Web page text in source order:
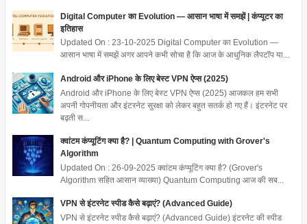
Digital Computer का Evolution — आसान भाषा में समझें | कंप्यूटर का
इतिहास
Updated On : 23-10-2025 Digital Computer का Evolution —
आसान भाषा में समझें अगर आपने कभी सोचा है कि आज के आधुनिक लैपटॉप या...
Android और iPhone के लिए बेस्ट VPN ऐप्स (2025)
Android और iPhone के लिए बेस्ट VPN ऐप्स (2025) आजकल हम सभी
अपनी गोपनीयता और इंटरनेट सुरक्षा को लेकर बहुत सतर्क हो गए हैं। इंटरनेट पर
बढ़ती स...
क्वांटम कंप्यूटिंग क्या है? | Quantum Computing with Grover's
Algorithm
Updated On : 26-09-2025 क्वांटम कंप्यूटिंग क्या है? (Grover's
Algorithm सहित आसान व्याख्या) Quantum Computing आज की सब...
VPN से इंटरनेट स्पीड कैसे बढ़ाएं? (Advanced Guide)
VPN से इंटरनेट स्पीड कैसे बढ़ाएं? (Advanced Guide) इंटरनेट की स्पीड